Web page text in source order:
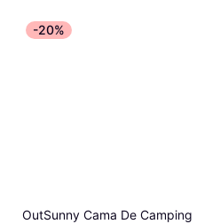
-20%
OutSunny Cama De Camping